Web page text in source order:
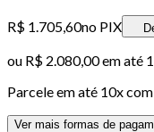
R$ 1.705,60no PIX
ou R$ 2.080,00em até
Parcele em até 10x
Ver mais formas de